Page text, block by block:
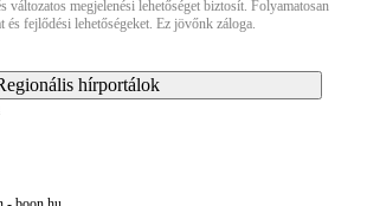
változatos megjelenési lehetőséget biztosít. Folyamatosan
és fejlődési lehetőségeket. Ez jövőnk záloga.
hírportálok